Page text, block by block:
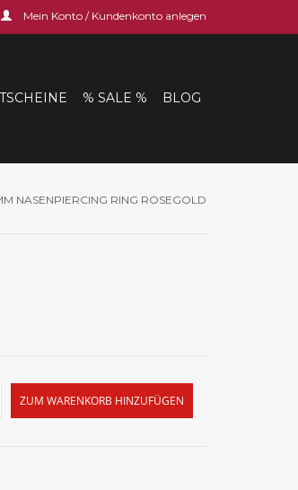
Mein Konto / Kundenkonto anlegen
% SALE % BLOG
NASENPIERCING RING ROSEGOLD
ZUM WARENKORB HINZUFÜGEN